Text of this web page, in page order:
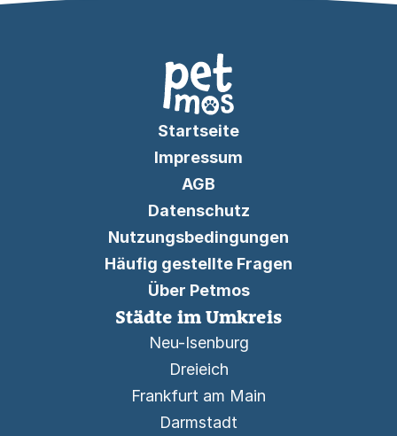
Startseite
Impressum
AGB
Datenschutz
Nutzungsbedingungen
Häufig gestellte Fragen
Über Petmos
Städte im Umkreis
Neu-Isenburg
Dreieich
Frankfurt am Main
Darmstadt